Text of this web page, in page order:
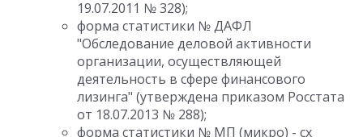
19.07.2011 № 328);
форма статистики № ДАФЛ
"Обследование деловой активности
организации, осуществляющей
деятельность в сфере финансового
лизинга" (утверждена приказом Росстата
от 18.07.2013 № 288);
форма статистики № МП (микро) - сх